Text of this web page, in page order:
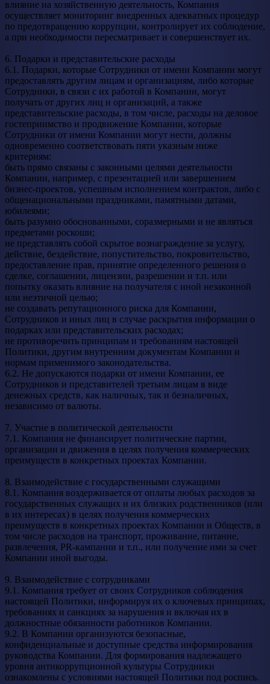
влияние на хозяйственную деятельность, Компания
осуществляет мониторинг внедренных адекватных процедур
по предотвращению коррупции, контролирует их соблюдение,
а при необходимости пересматривает и совершенствует их.
6. Подарки и представительские расходы
6.1. Подарки, которые Сотрудники от имени Компании могут
предоставлять другим лицам и организациям, либо которые
Сотрудники, в связи с их работой в Компании, могут
получать от других лиц и организаций, а также
представительские расходы, в том числе, расходы на деловое
гостеприимство и продвижение Компании, которые
Сотрудники от имени Компании могут нести, должны
одновременно соответствовать пяти указным ниже
критериям:
быть прямо связаны с законными целями деятельности
Компании, например, с презентацией или завершением
бизнес-проектов, успешным исполнением контрактов, либо с
общенациональными праздниками, памятными датами,
юбилеями;
быть разумно обоснованными, соразмерными и не являться
предметами роскоши;
не представлять собой скрытое вознаграждение за услугу,
действие, бездействие, попустительство, покровительство,
предоставление прав, принятие определенного решения о
сделке, соглашении, лицензии, разрешении и т.п. или
попытку оказать влияние на получателя с иной незаконной
или неэтичной целью;
не создавать репутационного риска для Компании,
Сотрудников и иных лиц в случае раскрытия информации о
подарках или представительских расходах;
не противоречить принципам и требованиям настоящей
Политики, другим внутренним документам Компании и
нормам применимого законодательства.
6.2. Не допускаются подарки от имени Компании, ее
Сотрудников и представителей третьим лицам в виде
денежных средств, как наличных, так и безналичных,
независимо от валюты.
7. Участие в политической деятельности
7.1. Компания не финансирует политические партии,
организации и движения в целях получения коммерческих
преимуществ в конкретных проектах Компании.
8. Взаимодействие с государственными служащими
8.1. Компания воздерживается от оплаты любых расходов за
государственных служащих и их близких родственников (или
в их интересах) в целях получения коммерческих
преимуществ в конкретных проектах Компании и Обществ, в
том числе расходов на транспорт, проживание, питание,
развлечения, PR-кампании и т.п., или получение ими за счет
Компании иной выгоды.
9. Взаимодействие с сотрудниками
9.1. Компания требует от своих Сотрудников соблюдения
настоящей Политики, информируя их о ключевых принципах,
требованиях и санкциях за нарушения и включая их в
должностные обязанности работников Компании.
9.2. В Компании организуются безопасные,
конфиденциальные и доступные средства информирования
руководства Компании. Для формирования надлежащего
уровня антикоррупционной культуры Сотрудники
ознакомлены с условиями настоящей Политики под роспись.